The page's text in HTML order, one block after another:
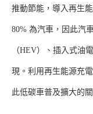
推動節能，導入再生
80% 為汽車，因此汽
（HEV）、插入式油
現。利用再生能源充
此低碳車普及擴大的關